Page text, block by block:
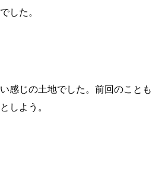
した。
感じの土地でした。前回のことも
しよう。